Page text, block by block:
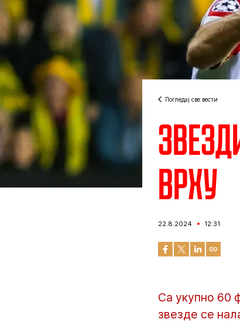
Погледај све вести
врху
22.8.2024 12:31
Са укупно 60
звезде се